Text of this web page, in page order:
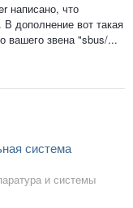
написано, что
дополнение вот такая
вашего звена "sbus/...
система
и системы